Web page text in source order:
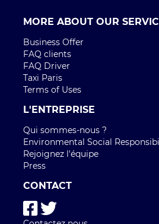
Contactez nous
Paris
Bordeaux
TRAJETS AÉROPORT
Aéroport Roissy Charles de Gaulle
Aéroport Beauvais Tillé
Aéroport Nice côte d'Azur
Aéroport Lyon Saint-Exupéry
Aéroport Bordeaux Mérignac
Aéroport Marseille Provence